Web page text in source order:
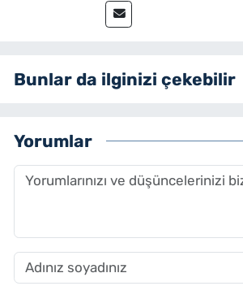
Bunlar da ilginizi çekebilir
Yorumlar